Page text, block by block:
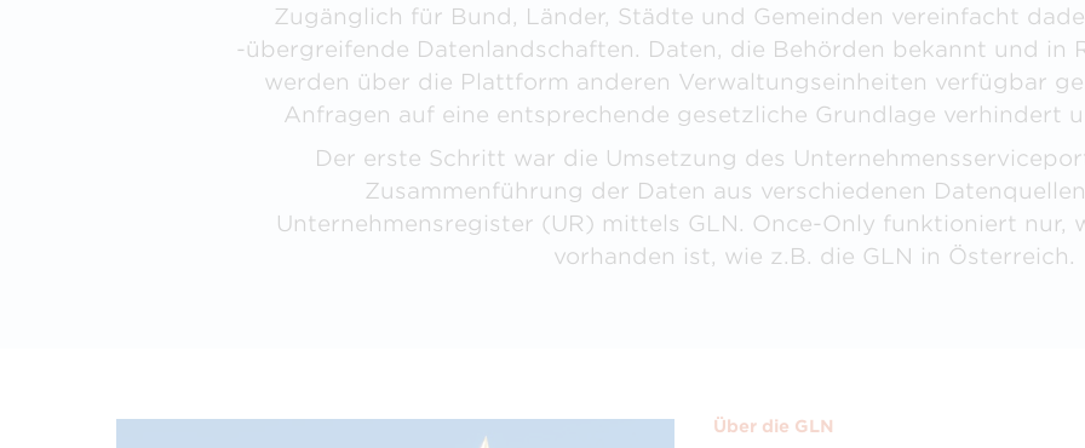
Zugänglich für Bund, Länder, Städte und Gemeinden vereinfacht
-übergreifende Datenlandschaften. Daten, die Behörden bekannt und in
werden über die Plattform anderen Verwaltungseinheiten verfügbar
Anfragen auf eine entsprechende gesetzliche Grundlage verhindert
Der erste Schritt war die Umsetzung des
Zusammenführung der Daten aus verschiedenen
Unternehmensregister (UR) mittels GLN. Once-Only funktioniert nur,
vorhanden ist, wie z.B. die GLN in Österreich.
Über die GLN